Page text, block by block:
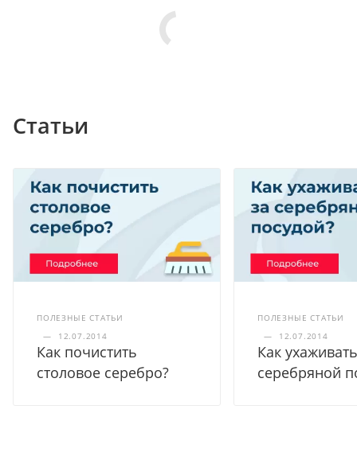
Статьи
ПОЛЕЗНЫЕ СТАТЬИ
—
12.07.2014
Как почистить
столовое серебро?
ПОЛЕЗНЫЕ СТАТЬИ
—
12.07.2014
Как
серебряной